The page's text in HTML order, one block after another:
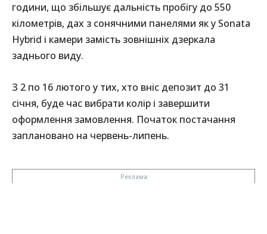
години, що збільшує дальність пробігу до 550
кілометрів, дах з сонячними панелями як у Sonata
Hybrid і камери замість зовнішніх дзеркала
заднього виду.
З 2 по 16 лютого у тих, хто вніс депозит до 31
січня, буде час вибрати колір і завершити
оформлення замовлення. Початок постачання
заплановано на червень-липень.